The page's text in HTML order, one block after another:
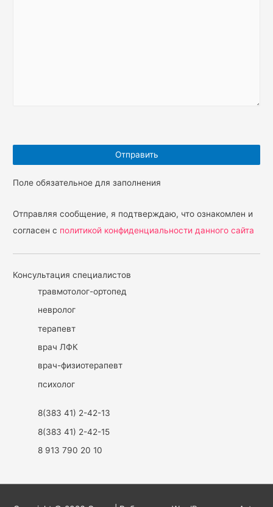
Поле обязательное для заполнения
Отправляя сообщение, я подтверждаю, что ознакомлен и
согласен с политикой конфиденциальности данного сайта
Консультация специалистов
травмотолог-ортопед
невролог
терапевт
врач ЛФК
врач-физиотерапевт
психолог
8(383 41) 2-42-13
8(383 41) 2-42-15
8 913 790 20 10